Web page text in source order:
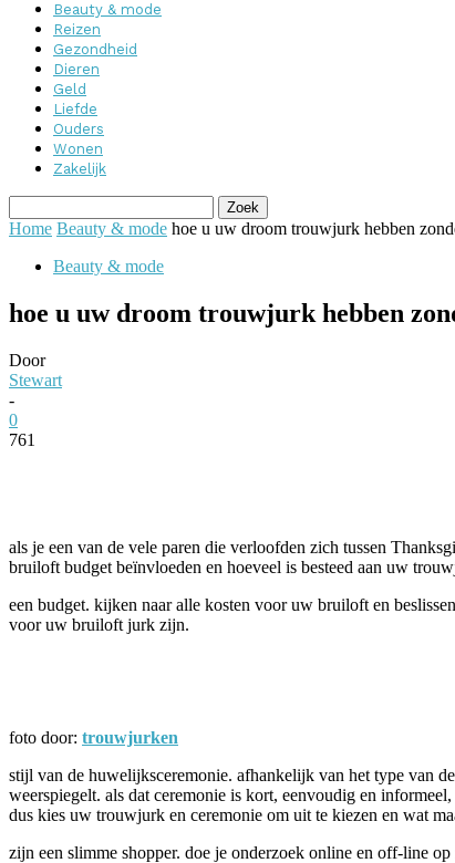
Beauty & mode
Reizen
Gezondheid
Dieren
Geld
Liefde
Ouders
Wonen
Zakelijk
Home Beauty & mode hoe u uw droom trouwjurk hebben
Beauty & mode
hoe u uw droom trouwjurk hebben
Door
Stewart
-
0
761
als je een van de vele paren die verloofden zich tussen
bruiloft budget beïnvloeden en hoeveel is besteed aan uw
een budget. kijken naar alle kosten voor uw bruiloft en
voor uw bruiloft jurk zijn.
foto door: trouwjurken
stijl van de huwelijksceremonie. afhankelijk van het type van
weerspiegelt. als dat ceremonie is kort, eenvoudig en
dus kies uw trouwjurk en ceremonie om uit te kiezen en wat
zijn een slimme shopper. doe je onderzoek online en off-line